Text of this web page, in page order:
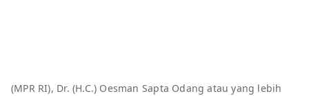
(MPR RI), Dr. (H.C.) Oesman Sapta Odang atau yang lebih